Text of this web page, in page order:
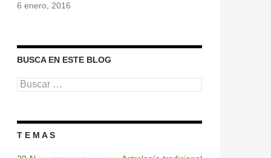
6 enero, 2016
BUSCA EN ESTE BLOG
Buscar:
T E M A S